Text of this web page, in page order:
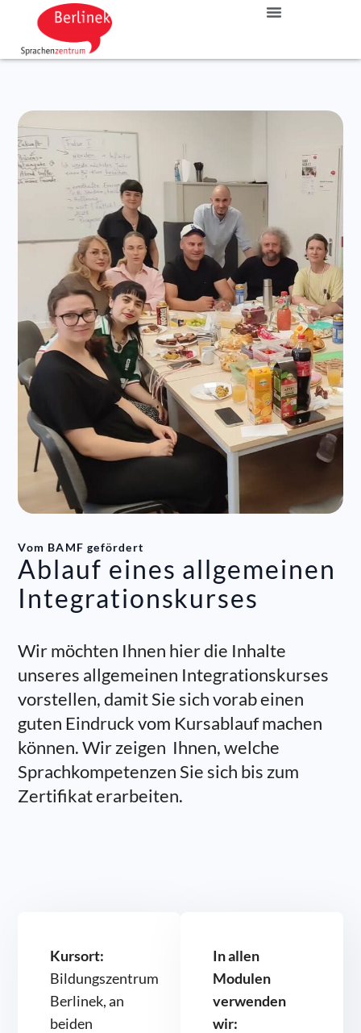
Vom BAMF gefördert​
Ablauf eines allgemeinen
Integrationskurses
Wir möchten Ihnen hier die Inhalte
unseres allgemeinen Integrationskurses
vorstellen, damit Sie sich vorab einen
guten Eindruck vom Kursablauf machen
können. Wir zeigen Ihnen, welche
Sprachkompetenzen Sie sich bis zum
Zertifikat erarbeiten.
Kursort:
Bildungszentrum
Berlinek, an
beiden
In allen
Modulen
verwenden
wir: